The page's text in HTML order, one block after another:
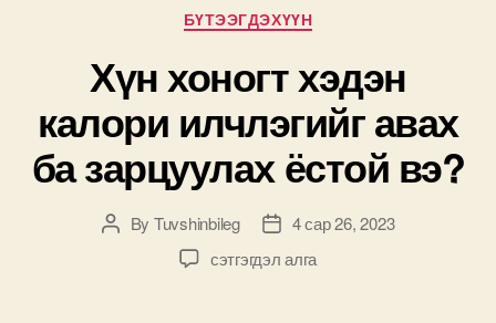
Categories
БҮТЭЭГДЭХҮҮН
Хүн хоногт хэдэн
калори илчлэгийг авах
ба зарцуулах ёстой вэ?
PostBy Tuvshinbileg
Post4 сар 26, 2023
Хүн
сэтгэгдэл алга